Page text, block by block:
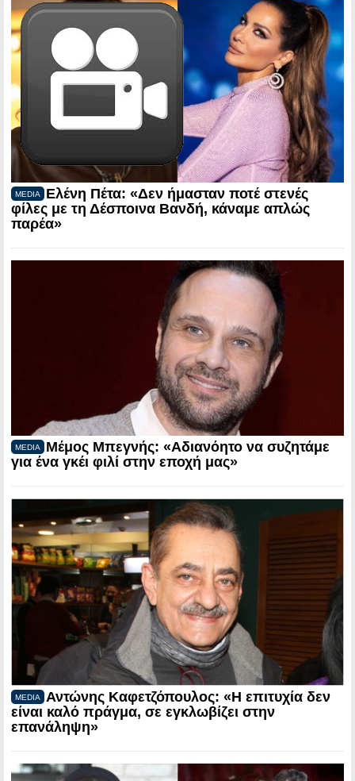
MEDIA
Ελένη Πέτα: «Δεν ήμασταν ποτέ στενές
φίλες με τη Δέσποινα Βανδή, κάναμε απλώς
παρέα»
MEDIA
Μέμος Μπεγνής: «Αδιανόητο να συζητάμε
για ένα γκέι φιλί στην εποχή μας»
MEDIA
Αντώνης Καφετζόπουλος: «Η επιτυχία δεν
είναι καλό πράγμα, σε εγκλωβίζει στην
επανάληψη»